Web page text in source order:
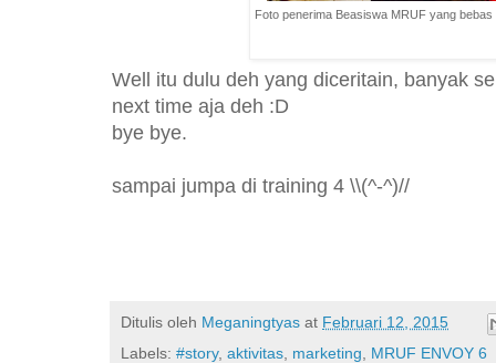
Foto penerima Beasiswa MRUF yang bebas
Well itu dulu deh yang diceritain, banyak
next time aja deh :D
bye bye.
sampai jumpa di training 4 \\(^-^)//
Ditulis oleh Meganingtyas at Februari 12, 2015
Labels: #story, aktivitas marketing MRUF ENVOY 6